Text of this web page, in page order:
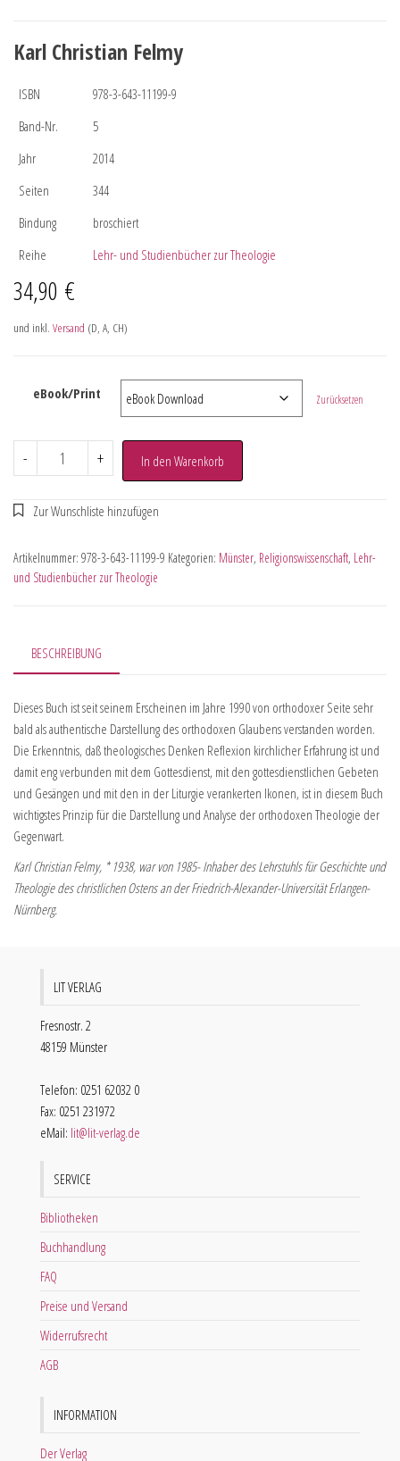
Karl Christian Felmy
ISBN
978-3-643-11199-9
Band-Nr.
5
Jahr
2014
Seiten
344
Bindung
broschiert
Reihe
Lehr- und Studienbücher zur Theologie
34,90 €
und inkl. Versand (D, A, CH)
eBook/Print Zurücksetzen
- + In den Warenkorb
Artikelnummer: 978-3-643-11199-9 Kategorien: Münster, Religionswissenschaft, Lehr-
und Studienbücher zur Theologie
BESCHREIBUNG
Dieses Buch ist seit seinem Erscheinen im Jahre 1990 von orthodoxer Seite sehr
bald als authentische Darstellung des orthodoxen Glaubens verstanden worden.
Die Erkenntnis, daß theologisches Denken Reflexion kirchlicher Erfahrung ist und
damit eng verbunden mit dem Gottesdienst, mit den gottesdienstlichen Gebeten
und Gesängen und mit den in der Liturgie verankerten Ikonen, ist in diesem Buch
wichtigstes Prinzip für die Darstellung und Analyse der orthodoxen Theologie der
Gegenwart.
Karl Christian Felmy, * 1938, war von 1985- Inhaber des Lehrstuhls für Geschichte und
Theologie des christlichen Ostens an der Friedrich-Alexander-Universität Erlangen-
Nürnberg.
LIT VERLAG
Fresnostr. 2
48159 Münster
Telefon: 0251 62032 0
Fax: 0251 231972
eMail: lit@lit-verlag.de
SERVICE
Bibliotheken
Buchhandlung
FAQ
Preise und Versand
Widerrufsrecht
AGB
INFORMATION
Der Verlag